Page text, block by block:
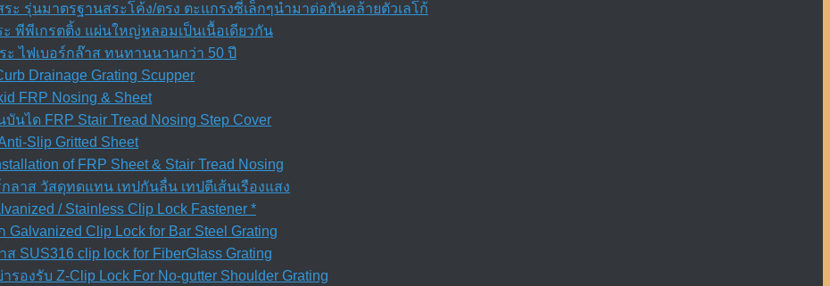
ระ รุ่นมาตรฐานสระโค้ง/ตรง ตะแกรงซี่เล็กๆนำมาต่อกันคล้ายตัวเลโก้
พีพีเกรตติ้ง แผ่นใหญ่หลอมเป็นเนื้อเดียวกัน
ะ ไฟเบอร์กล๊าส ทนทานนานกว่า 50 ปี
Drainage Grating Scupper
FRP Nosing & Sheet
ได FRP Stair Tread Nosing Step Cover
Slip Gritted Sheet
of FRP Sheet & Stair Tread Nosing
ลาส วัสดุทดแทน เทปกันลื่น เทปตีเส้นเรืองแสง
/ Stainless Clip Lock Fastener *
Clip Lock for Bar Steel Grating
SUS316 clip lock for FiberGlass Grating
งรับ Z-Clip Lock For No-gutter Shoulder Grating